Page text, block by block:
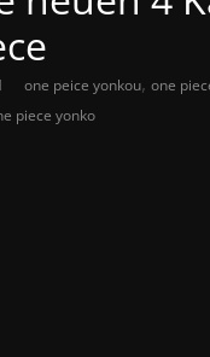
one peice yonkou, one
piece yonko